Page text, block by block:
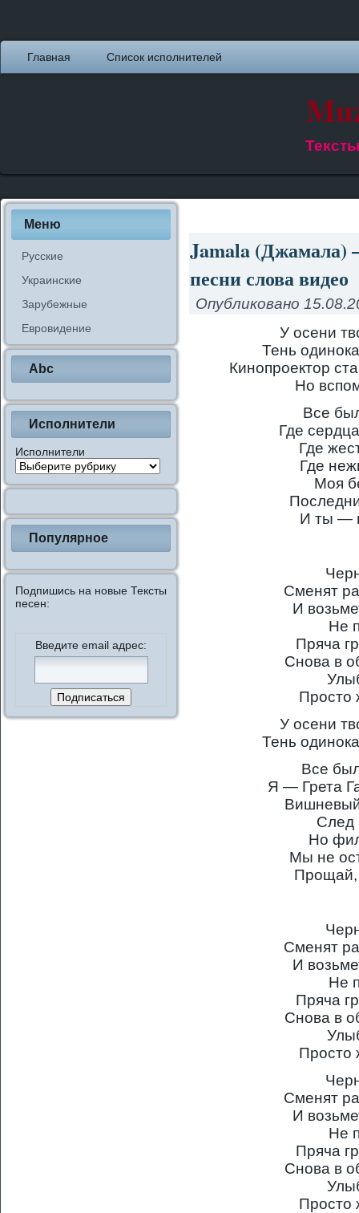
Главная Список исполнителей
Меню
Русские
Украинские
Зарубежные
Евровидение
Abc
Исполнители
Исполнители
Популярное
Подпишись на новые Тексты
песен:
Введите email адрес:
Jamala (Джамала)
песни слова видео
Опубликовано
У осени
Тень
Кинопроектор
Но
Все
Где
Где
Где
Моя
И ты —
Сменят
И
Не
Пряча
Снова в
Просто
У осени
Тень
Все
Я — Грета
След
Но
Мы не
Прощай,
Сменят
И
Не
Пряча
Снова в
Просто
Сменят
И
Не
Пряча
Снова в
Просто